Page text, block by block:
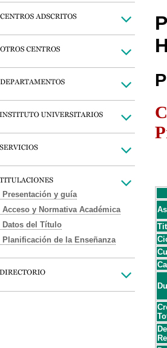
Presentación y guía
Acceso y Normativa Académica
Datos del Título
Planificación de la Enseñanza